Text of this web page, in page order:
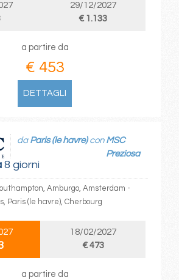
29/12/2027
€ 1.133
a partire da
€ 453
DETTAGLI
8 giorni
da Paris (le havre)con MSC
Preziosa
Amburgo, Amsterdam -
Paris (le havre), Cherbourg
18/02/2027
€ 473
a partire da